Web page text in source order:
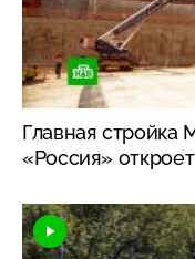
Главная стройка
«Россия»